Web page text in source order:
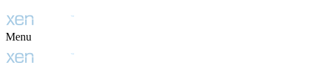
Menu